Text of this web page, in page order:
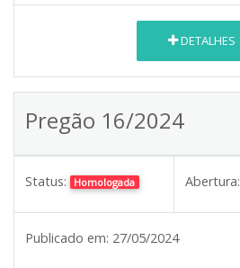
DETALHES
Pregão 16/2024
Status: Homologada Abertura:
Publicado em: 27/05/2024